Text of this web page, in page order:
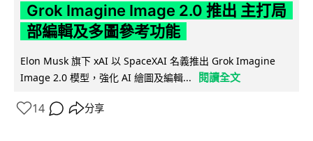
Grok Imagine Image 2.0 推出 主打局
部編輯及多圖參考功能
Elon Musk 旗下 xAI 以 SpaceXAI 名義推出 Grok Imagine
Image 2.0 模型，強化 AI 繪圖及編輯...
閱讀全文
14 分享